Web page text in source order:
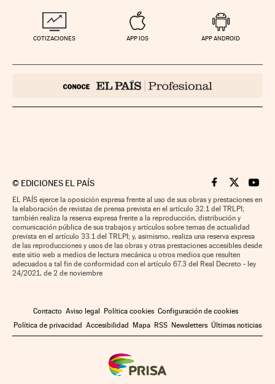
COTIZACIONES APP IOS APP ANDROID
© EDICIONES EL PAÍS Cinco Días en
Cinco Días
Cinco
EL PAÍS ejerce la oposición expresa frente al uso de sus obras y prestaciones en
la elaboración de revistas de prensa prevista en el artículo 32.1 del TRLPI;
también realiza la reserva expresa frente a la reproducción, distribución y
comunicación pública de sus trabajos y artículos sobre temas de actualidad
prevista en el artículo 33.1 del TRLPI; y, asimismo, realiza una reserva expresa
de las reproducciones y usos de las obras y otras prestaciones accesibles desde
este sitio web a medios de lectura mecánica u otros medios que resulten
adecuados a tal fin de conformidad con el artículo 67.3 del Real Decreto - ley
24/2021, de 2 de noviembre
Contacto Aviso legal Política cookies Configuración de cookies
Política de privacidad Accesibilidad Mapa RSS Newsletters Últimas noticias